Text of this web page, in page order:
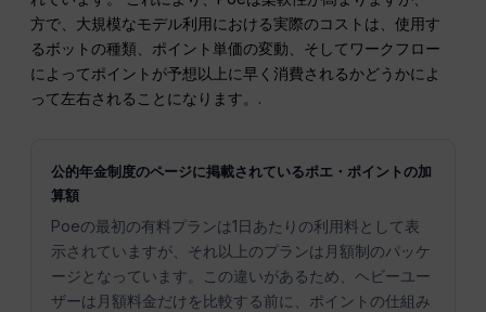
方で、大規模なモデル利用における実際のコストは、使用す
るボットの種類、ポイント単価の変動、そしてワークフロー
によってポイントが予想以上に早く消費されるかどうかによ
って左右されることになります。.
公的年金制度のページに掲載されているポエ・ポイントの加
算額
Poeの最初の有料プランは1日あたりの利用料として表
示されていますが、それ以上のプランは月額制のパッケ
ージとなっています。この違いがあるため、ヘビーユー
ザーは月額料金だけを比較する前に、ポイントの仕組み